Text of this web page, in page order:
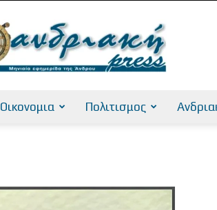
Οικονομια Πολιτισμος